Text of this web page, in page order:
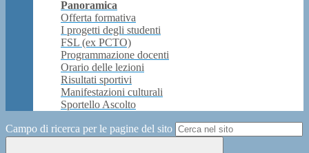
Panoramica
Offerta formativa
I progetti degli studenti
FSL (ex PCTO)
Programmazione docenti
Orario delle lezioni
Risultati sportivi
Manifestazioni culturali
Sportello Ascolto
Campo di ricerca per le pagine del sito